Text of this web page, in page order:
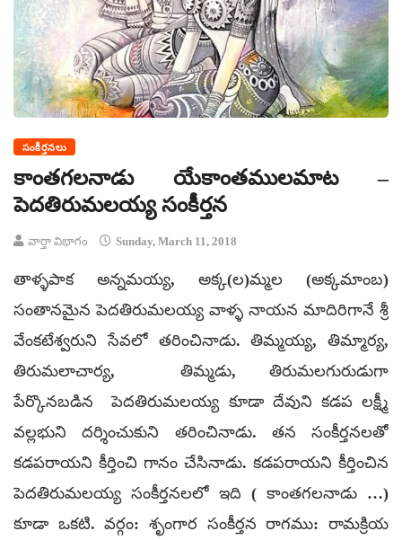
సంకీర్తనలు
కాంతగలనాడు యేకాంతములమాట –
పెదతిరుమలయ్య సంకీర్తన
వార్తా విభాగం Sunday, March 11, 2018
తాళ్ళపాక అన్నమయ్య, అక్క(ల)మ్మల (అక్కమాంబ)
సంతానమైన పెదతిరుమలయ్య వాళ్ళ నాయన మాదిరిగానే శ్రీ
వేంకటేశ్వరుని సేవలో తరించినాడు. తిమ్మయ్య, తిమ్మార్య,
తిరుమలాచార్య, తిమ్మడు, తిరుమలగురుడుగా
పేర్కొనబడిన పెదతిరుమలయ్య కూడా దేవుని కడప లక్ష్మీ
వల్లభుని దర్శించుకుని తరించినాడు. తన సంకీర్తనలతో
కడపరాయని కీర్తించి గానం చేసినాడు. కడపరాయని కీర్తించిన
పెదతిరుమలయ్య సంకీర్తనలలో ఇది ( కాంతగలనాడు …)
కూడా ఒకటి. వర్గం: శృంగార సంకీర్తన రాగము: రామక్రియ